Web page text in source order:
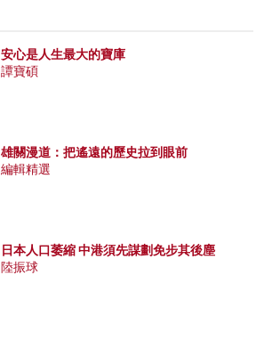
安心是人生最大的寶庫
譚寶碩
雄關漫道：把遙遠的歷史拉到眼前
編輯精選
日本人口萎縮 中港須先謀劃免步其後塵
陸振球